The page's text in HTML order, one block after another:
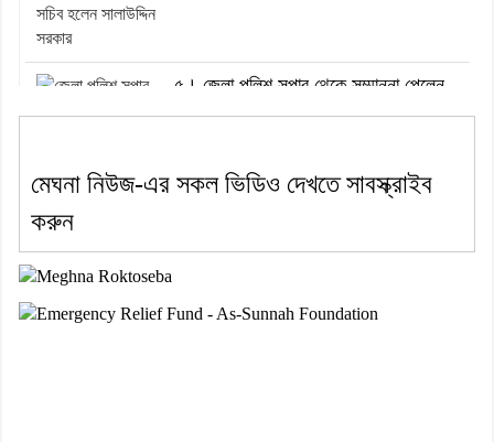
৫। জেলা পুলিশ সুপার থেকে সম্মাননা পেলেন
৬। দাউদকান্দিতে উপজেলা আইন-শৃঙ্খলা
নিলেন ড. খন্দকার মারুফ হোসেন
মেঘনা নিউজ-এর সকল ভিডিও দেখতে সাবস্ক্রাইব
করুন